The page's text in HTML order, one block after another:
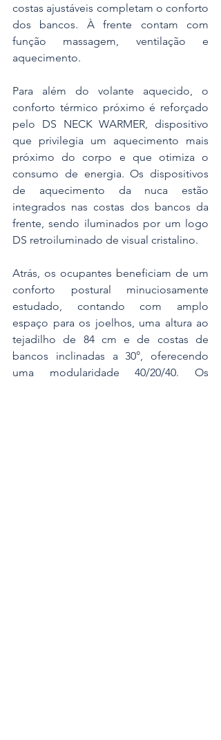
costas ajustáveis completam o conforto
dos bancos. À frente contam com
função massagem, ventilação e
aquecimento.
Para além do volante aquecido, o
conforto térmico próximo é reforçado
pelo DS NECK WARMER, dispositivo
que privilegia um aquecimento mais
próximo do corpo e que otimiza o
consumo de energia. Os dispositivos
de aquecimento da nuca estão
integrados nas costas dos bancos da
frente, sendo iluminados por um logo
DS retroiluminado de visual cristalino.
Atrás, os ocupantes beneficiam de um
conforto postural minuciosamente
estudado, contando com amplo
espaço para os joelhos, uma altura ao
tejadilho de 84 cm e de costas de
bancos inclinadas a 30°, oferecendo
uma modularidade 40/20/40. Os